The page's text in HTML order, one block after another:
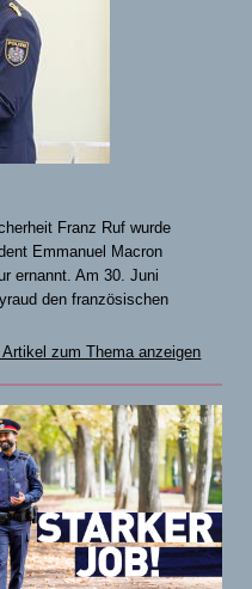
Franz Ruf wurde
Emmanuel Macron
ernannt. Am 30. Juni
den französischen
Artikel zum Thema anzeigen